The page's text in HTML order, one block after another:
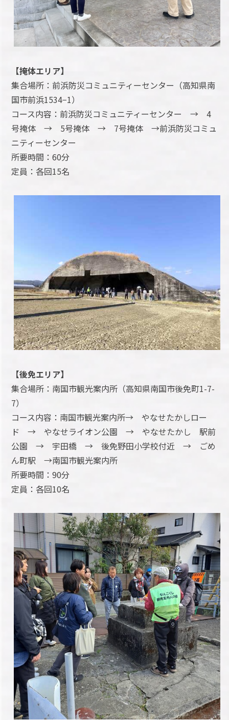
【掩体エリア】
集合場所：前浜防災コミュニティーセンター（高知県南
国市前浜1534−1）
コース内容：前浜防災コミュニティーセンター → 4
号掩体 → 5号掩体 → 7号掩体 →前浜防災コミュ
ニティーセンター
所要時間：60分
定員：各回15名
【後免エリア】
集合場所：南国市観光案内所（高知県南国市後免町1-7-
7）
コース内容：南国市観光案内所→ やなせたかしロー
ド → やなせライオン公園 → やなせたかし 駅前
公園 → 宇田橋 → 後免野田小学校付近 → ごめ
ん町駅 →南国市観光案内所
所要時間：90分
定員：各回10名